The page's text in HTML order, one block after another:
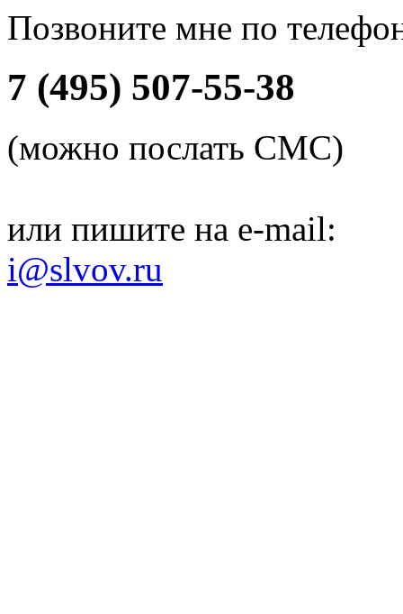
Позвоните мне по
7 (495) 507-55-38
(можно послать СМС)
или пишите на e-mail:
i@slvov.ru